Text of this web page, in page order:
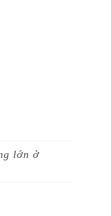
lớn ở